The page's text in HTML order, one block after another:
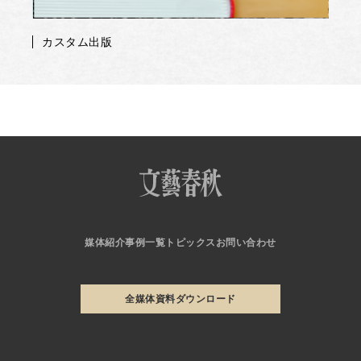
カスタム出版
媒体紹介事例一覧 トピックス お問い合わせ
全媒体資料ダウンロード